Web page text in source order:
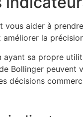
aider à
la
sa propre
Bollinger
décisions